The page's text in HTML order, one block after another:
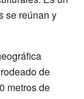
se reúnan y
de
metros de